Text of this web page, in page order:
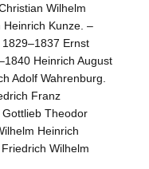
Wilhelm
Kunze. –
Ernst
Heinrich August
Adolf Wahrenburg.
Franz
Theodor
Heinrich
Wilhelm